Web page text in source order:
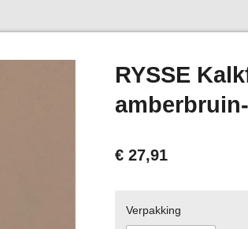
RYSSE
€ 27,91
Verpakking